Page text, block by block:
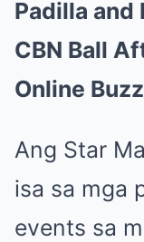
Ang Star
isa sa mga
events sa